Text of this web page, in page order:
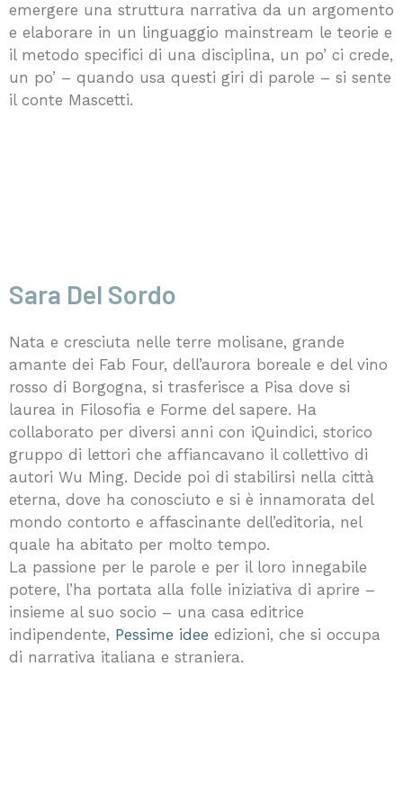
emergere una struttura narrativa da un argomento
e elaborare in un linguaggio mainstream le teorie e
il metodo specifici di una disciplina, un po’ ci crede,
un po’ – quando usa questi giri di parole – si sente
il conte Mascetti.
Sara Del Sordo
Nata e cresciuta nelle terre molisane, grande
amante dei Fab Four, dell’aurora boreale e del vino
rosso di Borgogna, si trasferisce a Pisa dove si
laurea in Filosofia e Forme del sapere. Ha
collaborato per diversi anni con iQuindici, storico
gruppo di lettori che affiancavano il collettivo di
autori Wu Ming. Decide poi di stabilirsi nella città
eterna, dove ha conosciuto e si è innamorata del
mondo contorto e affascinante dell’editoria, nel
quale ha abitato per molto tempo.
La passione per le parole e per il loro innegabile
potere, l’ha portata alla folle iniziativa di aprire –
insieme al suo socio – una casa editrice
indipendente, Pessime idee edizioni, che si occupa
di narrativa italiana e straniera.